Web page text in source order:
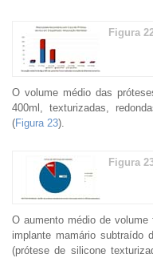
Figura
O volume médio das
400ml, texturizadas,
(Figura 23).
Figura
O aumento médio de
implante mamário subtraído
(prótese de silicone